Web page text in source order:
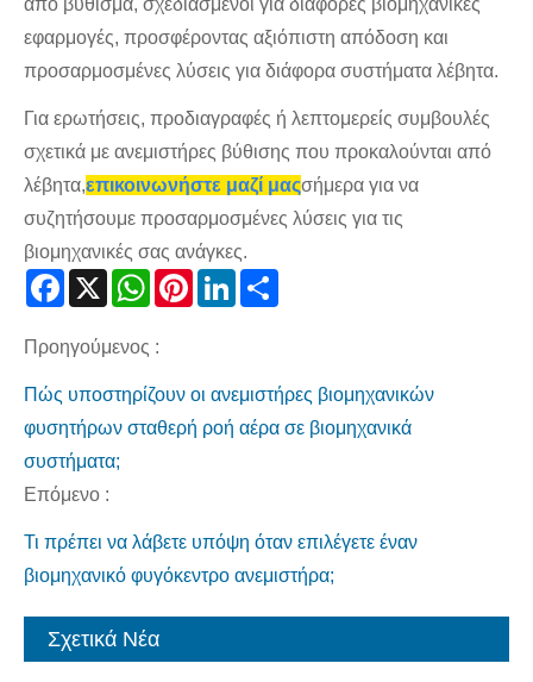
από βύθισμα, σχεδιασμένοι για διάφορες βιομηχανικές
εφαρμογές, προσφέροντας αξιόπιστη απόδοση και
προσαρμοσμένες λύσεις για διάφορα συστήματα λέβητα.
Για ερωτήσεις, προδιαγραφές ή λεπτομερείς συμβουλές
σχετικά με ανεμιστήρες βύθισης που προκαλούνται από
λέβητα,επικοινωνήστε μαζί μαςσήμερα για να
συζητήσουμε προσαρμοσμένες λύσεις για τις
βιομηχανικές σας ανάγκες.
Facebook
X WhatsAppPinterestLinkedIn
Προηγούμενος :
Πώς υποστηρίζουν οι ανεμιστήρες βιομηχανικών
φυσητήρων σταθερή ροή αέρα σε βιομηχανικά
συστήματα;
Επόμενο :
Τι πρέπει να λάβετε υπόψη όταν επιλέγετε έναν
βιομηχανικό φυγόκεντρο ανεμιστήρα;
Σχετικά Νέα